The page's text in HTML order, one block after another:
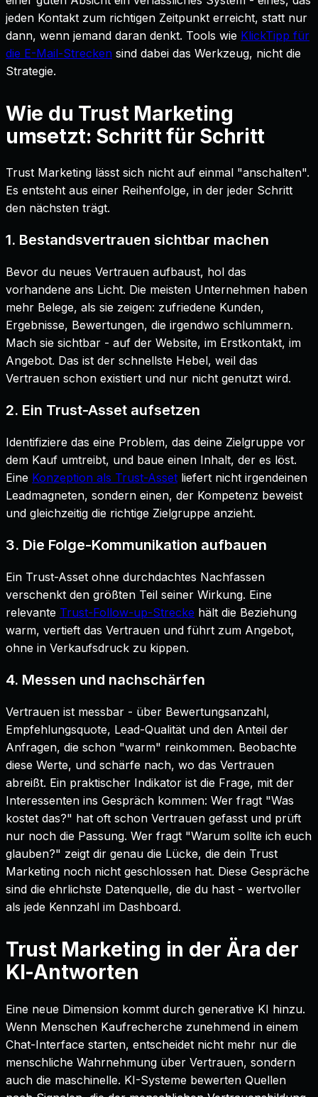
jeden Kontakt zum richtigen Zeitpunkt erreicht, statt nur
dann, wenn jemand daran denkt. Tools wie KlickTipp für
die E-Mail-Strecken sind dabei das Werkzeug, nicht die
Strategie.
Wie du Trust Marketing
umsetzt: Schritt für Schritt
Trust Marketing lässt sich nicht auf einmal "anschalten".
Es entsteht aus einer Reihenfolge, in der jeder Schritt
den nächsten trägt.
1. Bestandsvertrauen sichtbar machen
Bevor du neues Vertrauen aufbaust, hol das
vorhandene ans Licht. Die meisten Unternehmen haben
mehr Belege, als sie zeigen: zufriedene Kunden,
Ergebnisse, Bewertungen, die irgendwo schlummern.
Mach sie sichtbar - auf der Website, im Erstkontakt, im
Angebot. Das ist der schnellste Hebel, weil das
Vertrauen schon existiert und nur nicht genutzt wird.
2. Ein Trust-Asset aufsetzen
Identifiziere das eine Problem, das deine Zielgruppe vor
dem Kauf umtreibt, und baue einen Inhalt, der es löst.
Eine Konzeption als Trust-Asset liefert nicht irgendeinen
Leadmagneten, sondern einen, der Kompetenz beweist
und gleichzeitig die richtige Zielgruppe anzieht.
3. Die Folge-Kommunikation aufbauen
Ein Trust-Asset ohne durchdachtes Nachfassen
verschenkt den größten Teil seiner Wirkung. Eine
relevante Trust-Follow-up-Strecke hält die Beziehung
warm, vertieft das Vertrauen und führt zum Angebot,
ohne in Verkaufsdruck zu kippen.
4. Messen und nachschärfen
Vertrauen ist messbar - über Bewertungsanzahl,
Empfehlungsquote, Lead-Qualität und den Anteil der
Anfragen, die schon "warm" reinkommen. Beobachte
diese Werte, und schärfe nach, wo das Vertrauen
abreißt. Ein praktischer Indikator ist die Frage, mit der
Interessenten ins Gespräch kommen: Wer fragt "Was
kostet das?" hat oft schon Vertrauen gefasst und prüft
nur noch die Passung. Wer fragt "Warum sollte ich euch
glauben?" zeigt dir genau die Lücke, die dein Trust
Marketing noch nicht geschlossen hat. Diese Gespräche
sind die ehrlichste Datenquelle, die du hast - wertvoller
als jede Kennzahl im Dashboard.
Trust Marketing in der Ära der
KI-Antworten
Eine neue Dimension kommt durch generative KI hinzu.
Wenn Menschen Kaufrecherche zunehmend in einem
Chat-Interface starten, entscheidet nicht mehr nur die
menschliche Wahrnehmung über Vertrauen, sondern
auch die maschinelle. KI-Systeme bewerten Quellen